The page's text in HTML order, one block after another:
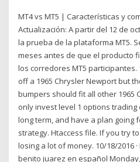
MT4 vs MT5 | Características y
Actualización: A partir del 12 de
la prueba de la plataforma MT5.
meses antes de que el producto
los corredores MT5 participantes.
off a 1965 Chrysler Newport but
bumpers should fit all other 1965
only invest level 1 options
long term, and have a plan going
strategy. Htaccess file. If you try
losing a lot of money. 10/18/2016
benito juarez en español Monday,